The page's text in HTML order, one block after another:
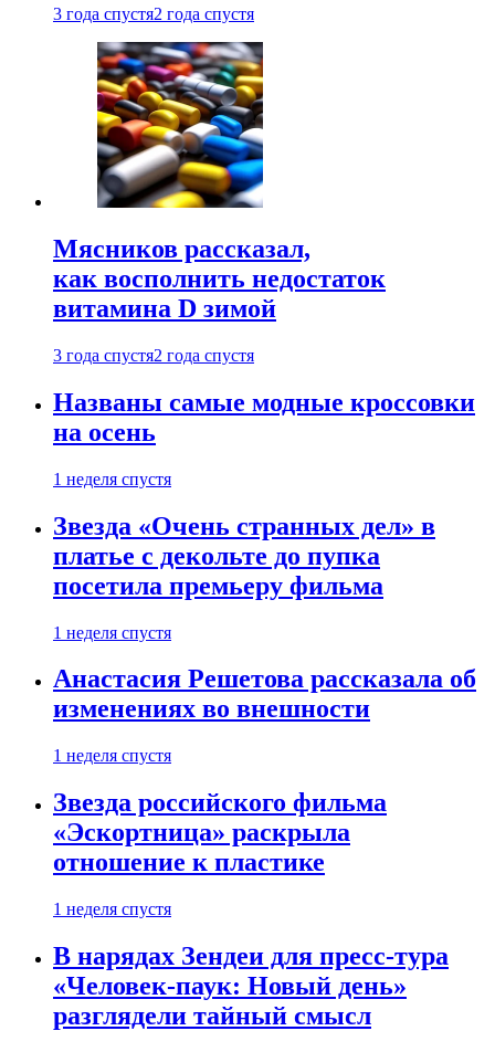
3 года спустя2 года спустя
Мясников рассказал,
как восполнить недостаток
витамина D зимой
3 года спустя2 года спустя
Названы самые модные кроссовки
на осень
1 неделя спустя
Звезда «Очень странных дел» в
платье с декольте до пупка
посетила премьеру фильма
1 неделя спустя
Анастасия Решетова рассказала об
изменениях во внешности
1 неделя спустя
Звезда российского фильма
«Эскортница» раскрыла
отношение к пластике
1 неделя спустя
В нарядах Зендеи для пресс-тура
«Человек-паук: Новый день»
разглядели тайный смысл